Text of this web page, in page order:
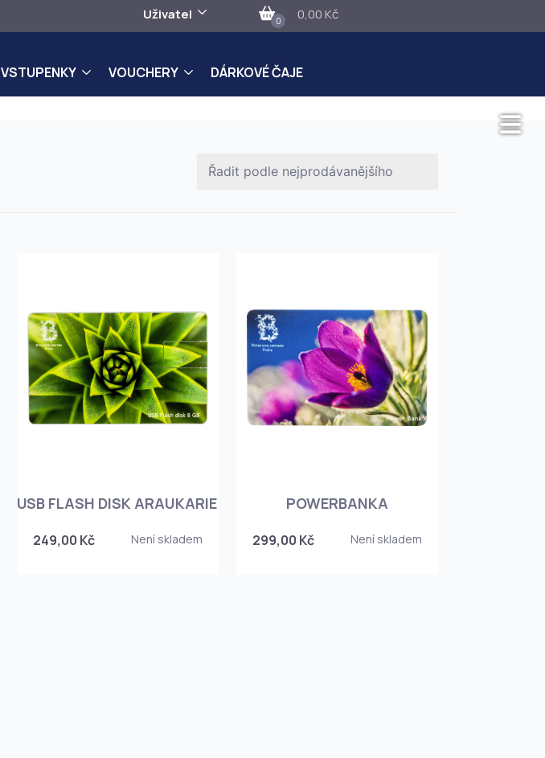
Uživatel 0 0,00 Kč
VSTUPENKY VOUCHERY DÁRKOVÉ ČAJE
USB FLASH DISK ARAUKARIE
249,00 Kč Není skladem
POWERBANKA
299,00 Kč Není skladem